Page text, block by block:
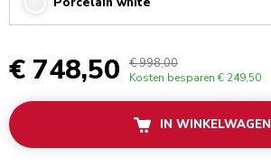
€ 748,50 € 998,00
Kosten besparen € 249,50
IN WINKELWAGEN